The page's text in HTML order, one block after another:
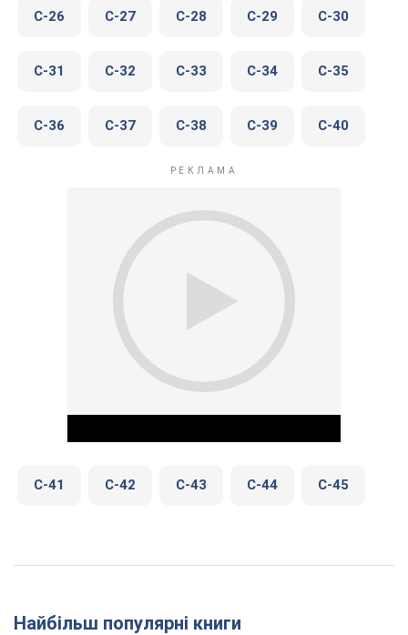
C-26 C-27 C-28 C-29 C-30
C-31 C-32 C-33 C-34 C-35
C-36 C-37 C-38 C-39 C-40
C-41 C-42 C-43 C-44 C-45
Найбільш популярні книги